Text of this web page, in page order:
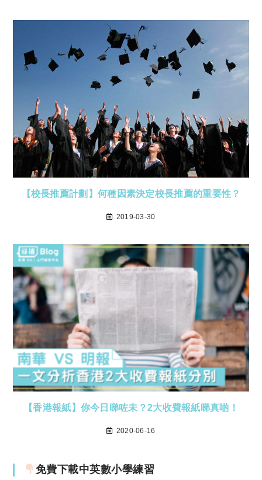
【校長推薦計劃】何種因素決定校長推薦的重要性？
2019-03-30
【香港報紙】你今日睇咗未？2大收費報紙睇真啲！
2020-06-16
免費下載中英數小學練習